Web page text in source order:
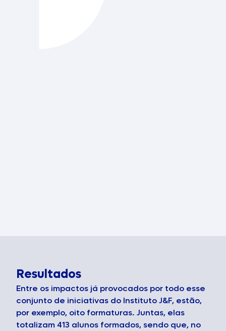
Resultados
Entre os impactos já provocados por todo esse
conjunto de iniciativas do Instituto J&F, estão,
por exemplo, oito formaturas. Juntas, elas
totalizam 413 alunos formados, sendo que, no